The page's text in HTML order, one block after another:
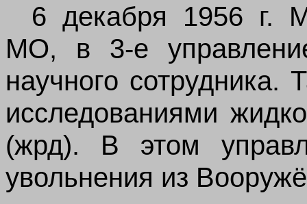
6 декабря 1956 г.
МО, в 3-е
научного
исследованиями
(жрд). В этом
увольнения из